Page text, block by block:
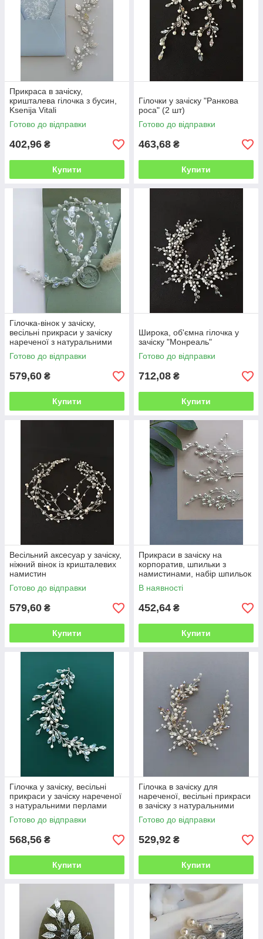
Прикраса в зачіску,
кришталева гілочка з бусин,
Ksenija Vitali
Готово до відправки
402,96 ₴
Купити
Гілочки у зачіску "Ранкова
роса" (2 шт)
Готово до відправки
463,68 ₴
Купити
Гілочка-вінок у зачіску,
весільні прикраси у зачіску
нареченої з натуральними
перлами
Готово до відправки
579,60 ₴
Купити
Широка, об'ємна гілочка у
зачіску "Монреаль"
Готово до відправки
712,08 ₴
Купити
Весільний аксесуар у зачіску,
ніжний вінок із кришталевих
намистин
Готово до відправки
579,60 ₴
Купити
Прикраси в зачіску на
корпоратив, шпильки з
намистинами, набір шпильок
сріблястого кольору Ksenija
Vitali
В наявності
452,64 ₴
Купити
Гілочка у зачіску, весільні
прикраси у зачіску нареченої
з натуральними перлами
Готово до відправки
568,56 ₴
Купити
Гілочка в зачіску для
нареченої, весільні прикраси
в зачіску з натуральними
перлами
Готово до відправки
529,92 ₴
Купити